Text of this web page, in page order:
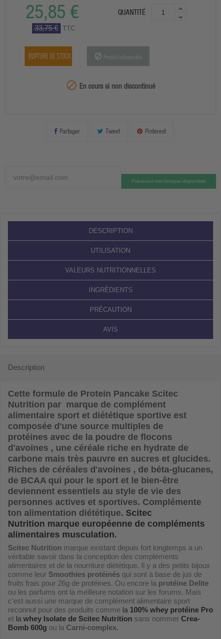
25,85 €
33,75 € TTC
QUANTITÉ
RUPTURE DE STOCK Produit indisponible
 En cours si non discontinué
Partager Tweet Pinterest
Prévenez-moi lorsque disponible
DESCRIPTION
UTILISATION
VALEURS NUTRITIONNELLES
INGRÉDIENTS
PRÉCAUTION
AVIS
Description
Cette formule de Protein Pancake Scitec
Nutrition par marque de complément
alimentaire sport et diététique sportive est
composée d'une source multiples de
protéines avec de la poudre de flocons
d'avoines , une céréale riche en hydrate de
carbone mais très pauvre en sucres et glucides.
Riches de céréales d'avoines , de béta-glucanes,
de BCAA qui pour le sport et le bien-être
deviennent essentiels au style de vie des
personnes actives et sportives. Complémente
ton alimentation diététique. Scitec
Nutrition marque européenne de compléments
alimentaires musculation.
Scitec Nutrition marque existant depuis fort longtemps a un
véritable savoir dans la conception des compléments
alimentaires et de la nourriture diététique. Il y a des petits bijoux
comme leur Smoothies protéinés qui sont à base de jus de
fruits frais pour 26g de protéines. Ou encore la protéine Delite
ou les parfums ont la meilleure notation sur les forums. Mais
c'est aussi une marque de complément alimentaire sport
reconnut pour des produits comme la 100% whey protéine Pro
et la whey Isolate de Scitec Nutrition sans nommer Crea-
Bomb 600g ou la Carni-complex.